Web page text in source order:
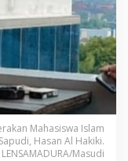
Mahasiswa Islam
Hasan Al Hakiki.
LENSAMADURA/Masudi